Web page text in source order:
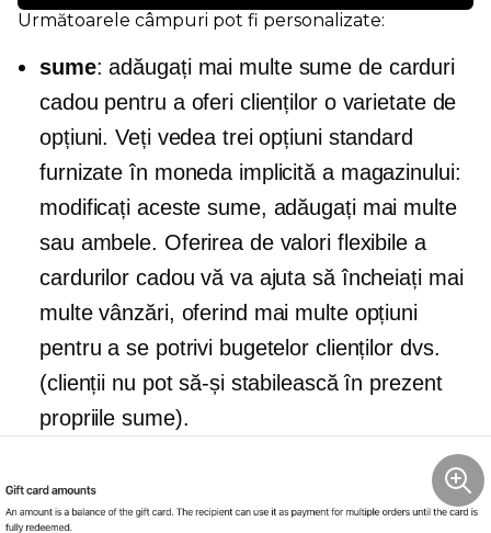
Următoarele câmpuri pot fi personalizate:
sume: adăugați mai multe sume de carduri
cadou pentru a oferi clienților o varietate de
opțiuni. Veți vedea trei opțiuni standard
furnizate în moneda implicită a magazinului:
modificați aceste sume, adăugați mai multe
sau ambele. Oferirea de valori flexibile a
cardurilor cadou vă va ajuta să încheiați mai
multe vânzări, oferind mai multe opțiuni
pentru a se potrivi bugetelor clienților dvs.
(clienții nu pot să-și stabilească în prezent
propriile sume).